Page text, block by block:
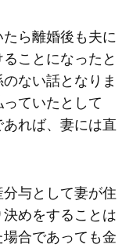
ら離婚後も夫に
ことになったと
ない話となりま
ていたとして
れば、妻には直
与として妻が住
めをすることは
合であっても金